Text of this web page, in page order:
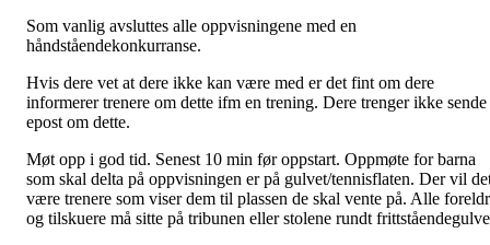
Som vanlig avsluttes alle oppvisningene med en
håndståendekonkurranse.
Hvis dere vet at dere ikke kan være med er det fint om dere
informerer trenere om dette ifm en trening. Dere trenger ikke sende
epost om dette.
Møt opp i god tid. Senest 10 min før oppstart. Oppmøte for barna
som skal delta på oppvisningen er på gulvet/tennisflaten. Der vil
være trenere som viser dem til plassen de skal vente på. Alle
og tilskuere må sitte på tribunen eller stolene rundt